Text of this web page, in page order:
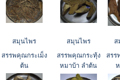
สมุนไพร สมุนไพร
ส
สรรพคุณกระเม็ง
ต้น
สรรพคุณกระทุ้ง
หมาบ้า ลำต้น
สรร